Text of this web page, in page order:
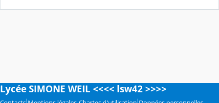
Lycée SIMONE WEIL <<<< lsw42 >>>>